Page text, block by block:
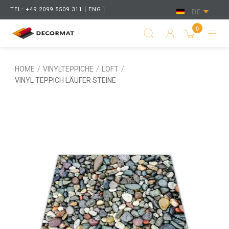
TEL: +49 2099 5509 311 [ ENG ] DE
0
HOME / VINYLTEPPICHE / LOFT /
VINYL TEPPICH LÄUFER STEINE